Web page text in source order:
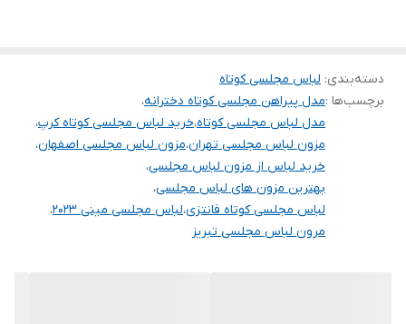
آنها درج شده است چون این سایت امکان مرجوع ندارد و فقط امکان
تعویض سایز دارد.
دسته‌بندی: لباس مجلسی کوتاه
برچسب‌ها :مدل پیراهن مجلسی کوتاه دخترانه،
مدل لباس مجلسی کوتاه،خرید لباس مجلسی کوتاه کرپ،
مزون لباس مجلسی تهران،مزون لباس مجلسی اصفهان،
خرید لباس از مزون لباس مجلسی،
بهترین مزون های لباس مجلسی،
لباس مجلسی کوتاه فانتزی،لباس مجلسی مینی ۲۰۲۳
،
مرون لباس مجلسی تبریز